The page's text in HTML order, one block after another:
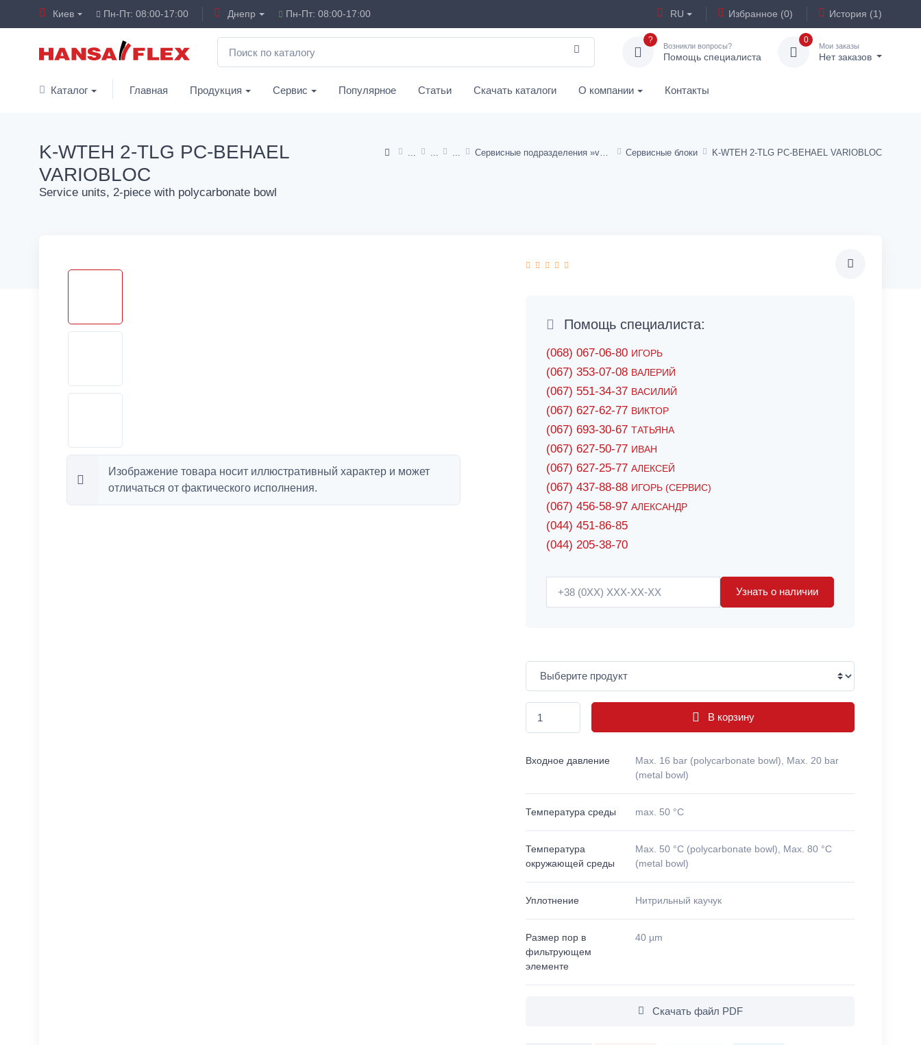
Киев Пн-Пт: 08:00-17:00 Днепр Пн-Пт: 08:00-17:00 RU Избранное (0) История (1)
?
Возникли вопросы?
Помощь специалиста
0
Мои заказы
Нет заказов
Каталог Главная Продукция Сервис Популярное Статьи Скачать каталоги О компании Контакты
Сервисные подразделения »variobloc« Сервисные блоки K-WTEH 2-TLG PC-BEHAEL VARIOBLOC
K-WTEH 2-TLG PC-BEHAEL
VARIOBLOC
Service units, 2-piece with polycarbonate bowl
Изображение товара носит иллюстративный характер и может
отличаться от фактического исполнения.
Помощь специалиста:
(068) 067-06-80 ИГОРЬ
(067) 353-07-08 ВАЛЕРИЙ
(067) 551-34-37 ВАСИЛИЙ
(067) 627-62-77 ВИКТОР
(067) 693-30-67 ТАТЬЯНА
(067) 627-50-77 ИВАН
(067) 627-25-77 АЛЕКСЕЙ
(067) 437-88-88 ИГОРЬ (СЕРВИС)
(067) 456-58-97 АЛЕКСАНДР
(044) 451-86-85
(044) 205-38-70
Узнать о наличии
В корзину
Входное давление
Max. 16 bar (polycarbonate bowl), Max. 20 bar
(metal bowl)
Температура среды max. 50 °C
Температура
окружающей среды
Max. 50 °C (polycarbonate bowl), Max. 80 °C
(metal bowl)
Уплотнение Нитрильный каучук
Размер пор в
фильтрующем
элементе
40 µm
Скачать файл PDF